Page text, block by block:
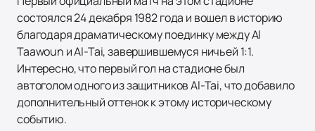
состоялся 24 декабря 1982 года и вошел в историю
благодаря драматическому поединку между Al
Taawoun и Al-Tai, завершившемуся ничьей 1:1.
Интересно, что первый гол на стадионе был
автоголом одного из защитников Al-Tai, что добавило
дополнительный оттенок к этому историческому
событию.